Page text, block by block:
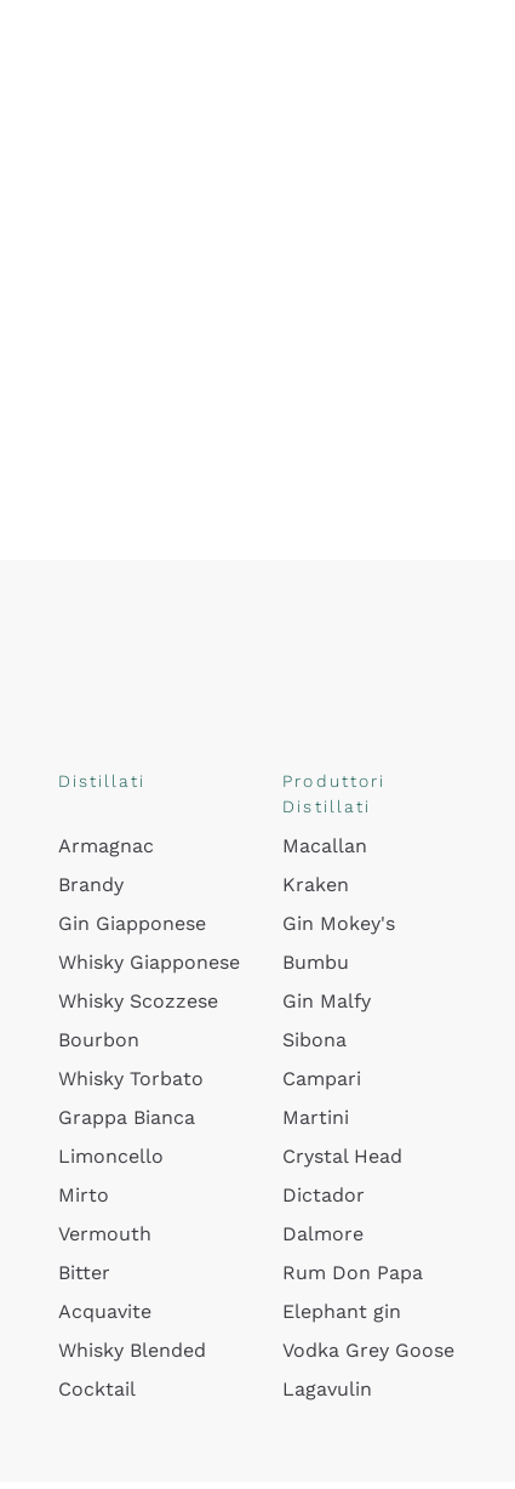
Distillati
Armagnac
Brandy
Gin Giapponese
Whisky Giapponese
Whisky Scozzese
Bourbon
Whisky Torbato
Grappa Bianca
Limoncello
Mirto
Vermouth
Bitter
Acquavite
Whisky Blended
Cocktail
Produttori
Distillati
Macallan
Kraken
Gin Mokey's
Bumbu
Gin Malfy
Sibona
Campari
Martini
Crystal Head
Dictador
Dalmore
Rum Don Papa
Elephant gin
Vodka Grey Goose
Lagavulin